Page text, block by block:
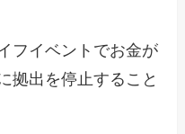
フイベントでお金が
拠出を停止すること